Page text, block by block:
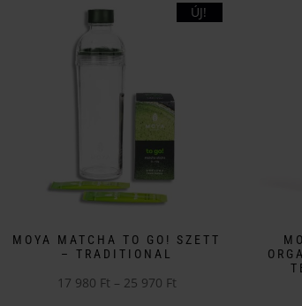
ÚJ!
MOYA MATCHA TO GO! SZETT
– TRADITIONAL
17 980 Ft – 25 970 FtÁrtartomány: